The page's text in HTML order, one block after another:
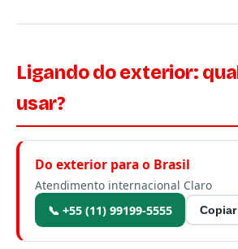
Ligando do exterior:
usar?
Do exterior para o Brasil
Atendimento internacional Claro
📞 +55 (11) 99199-5555
Copiar